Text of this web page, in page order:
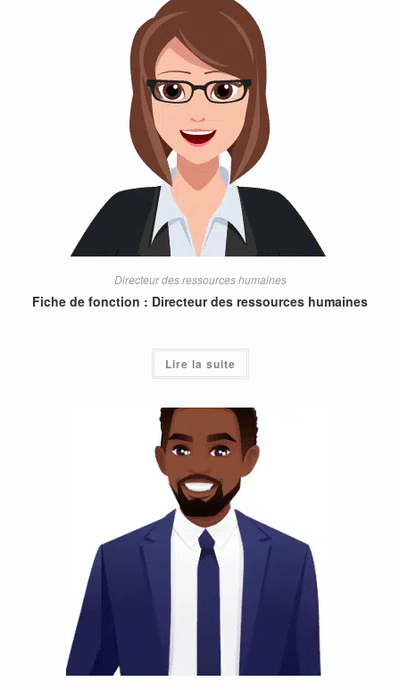
Directeur des ressources humaines
Fiche de fonction : Directeur des ressources humaines
Lire la suite